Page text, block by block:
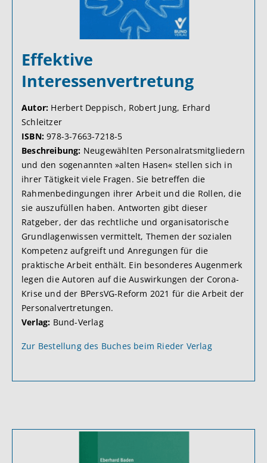
Effektive
Interessenvertretung
Autor: Herbert Deppisch, Robert Jung, Erhard
Schleitzer
ISBN:978-3-7663-7218-5
Beschreibung: Neugewählten Personalratsmitgliedern
und den sogenannten »alten Hasen« stellen sich in
ihrer Tätigkeit viele Fragen. Sie betreffen die
Rahmenbedingungen ihrer Arbeit und die Rollen, die
sie auszufüllen haben. Antworten gibt dieser
Ratgeber, der das rechtliche und organisatorische
Grundlagenwissen vermittelt, Themen der sozialen
Kompetenz aufgreift und Anregungen für die
praktische Arbeit enthält. Ein besonderes Augenmerk
legen die Autoren auf die Auswirkungen der Corona-
Krise und der BPersVG-Reform 2021 für die Arbeit der
Personalvertretungen.
Verlag: Bund-Verlag
Zur Bestellung des Buches beim Rieder Verlag